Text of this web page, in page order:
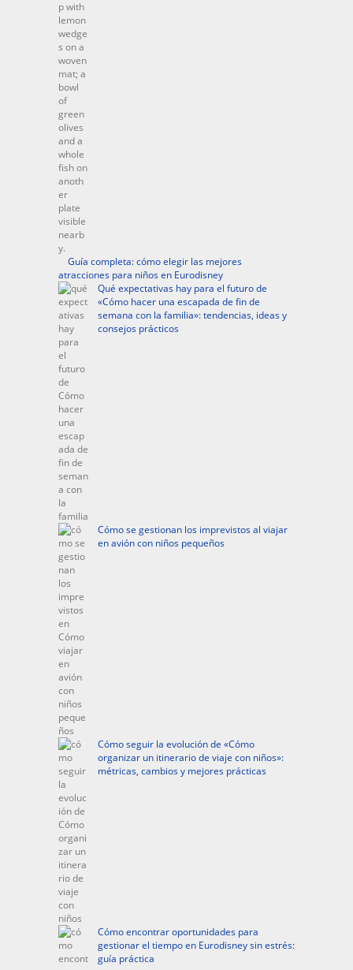
Guía completa: cómo elegir las mejores
atracciones para niños en Eurodisney
Qué expectativas hay para el futuro de
«Cómo hacer una escapada de fin de
semana con la familia»: tendencias, ideas y
consejos prácticos
Cómo se gestionan los imprevistos al viajar
en avión con niños pequeños
Cómo seguir la evolución de «Cómo
organizar un itinerario de viaje con niños»:
métricas, cambios y mejores prácticas
Cómo encontrar oportunidades para
gestionar el tiempo en Eurodisney sin estrés:
guía práctica